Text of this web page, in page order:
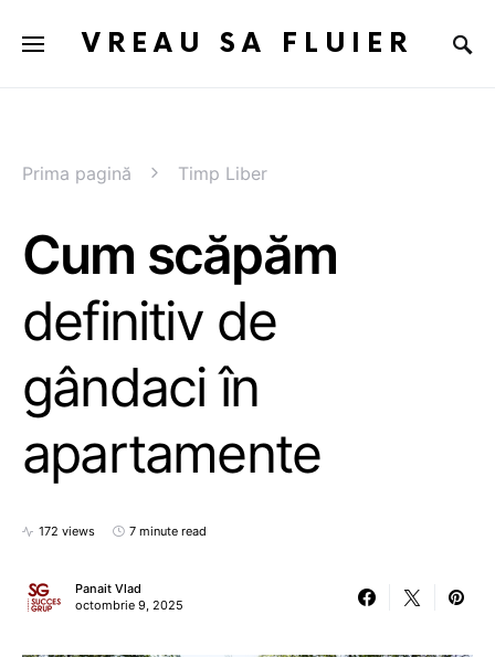
VREAU SA FLUIER
Prima pagină Timp Liber
Cum scăpăm
definitiv de
gândaci în
apartamente
172 views 7 minute read
Panait Vlad
octombrie 9, 2025